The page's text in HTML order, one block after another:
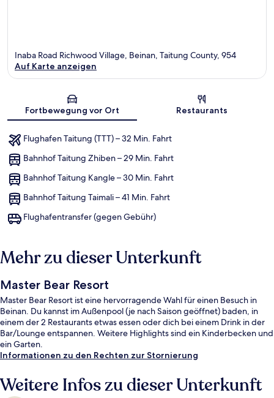
Inaba Road Richwood Village, Beinan, Taitung County, 954
Auf Karte anzeigen
Fortbewegung vor Ort Restaurants
Flughafen Taitung (TTT) – 32 Min. Fahrt
Bahnhof Taitung Zhiben – 29 Min. Fahrt
Bahnhof Taitung Kangle – 30 Min. Fahrt
Bahnhof Taitung Taimali – 41 Min. Fahrt
Flughafentransfer (gegen Gebühr)
Mehr zu dieser Unterkunft
Master Bear Resort
Master Bear Resort ist eine hervorragende Wahl für einen Besuch in
Beinan. Du kannst im Außenpool (je nach Saison geöffnet) baden, in
einem der 2 Restaurants etwas essen oder dich bei einem Drink in der
Bar/Lounge entspannen. Weitere Highlights sind ein Kinderbecken und
ein Garten.
Informationen zu den Rechten zur Stornierung
Weitere Infos zu dieser Unterkunft